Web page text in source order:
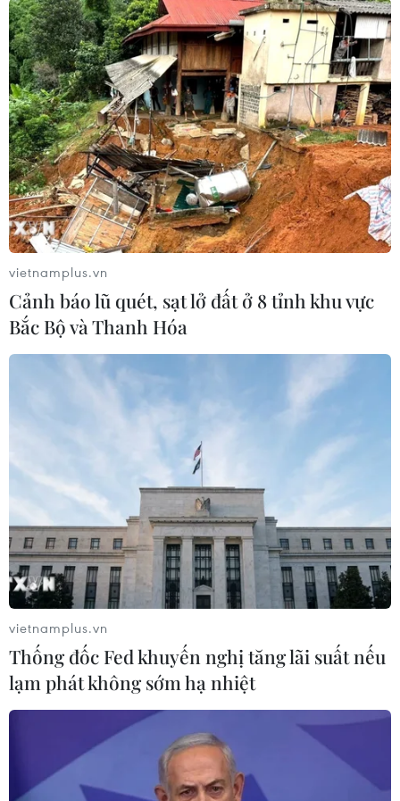
mỏ, sau khi Washington siết chặt các lệnh trừng
phạt đối với hoạt động xuất khẩu dầu của
Tehran./.
(TTXVN/Vietnam+)
#Tổng thống Mỹ Donald Trump
#Tổ chức Các nước Xuất khẩu Dầu mỏ
#Giá dầu
Arập Xêút Mỹ
Theo dõi VietnamPlus
TIN LIÊN QUAN
vietnamplus.vn
Cảnh báo lũ quét, sạt lở đất ở 8 tỉnh khu vực
Bắc Bộ và Thanh Hóa
vietnamplus.vn
Thống đốc Fed khuyến nghị tăng lãi suất nếu
lạm phát không sớm hạ nhiệt